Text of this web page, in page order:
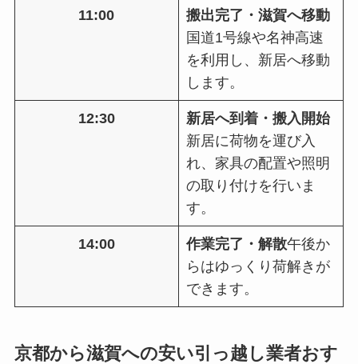
11:00
搬出完了・滋賀へ移動
国道1号線や名神高速
を利用し、新居へ移動
します。
12:30
新居へ到着・搬入開始
新居に荷物を運び入
れ、家具の配置や照明
の取り付けを行いま
す。
14:00 作業完了・解散午後か
らはゆっくり荷解きが
できます。
京都から滋賀への安い引っ越し業者おす